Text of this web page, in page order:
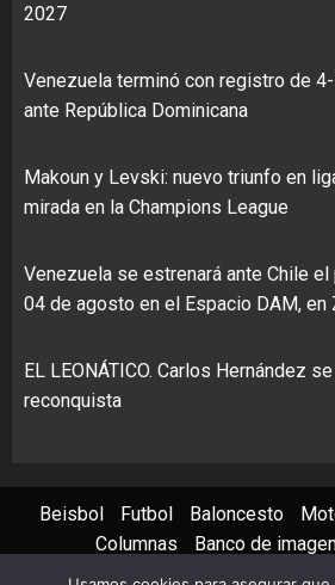
2027
Venezuela terminó con registro de
ante República Dominicana
Makoun y Levski: nuevo triunfo en
mirada en la Champions League
Venezuela se estrenará ante Chile
04 de agosto en el Espacio DAM, en
EL LEONÁTICO. Carlos Hernández
reconquista
Beisbol Futbol Baloncesto
Columnas
Banco de